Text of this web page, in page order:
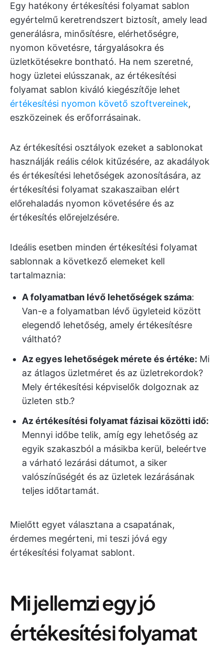
Egy hatékony értékesítési folyamat sablon
egyértelmű keretrendszert biztosít, amely lead
generálásra, minősítésre, elérhetőségre,
nyomon követésre, tárgyalásokra és
üzletkötésekre bontható. Ha nem szeretné,
hogy üzletei elússzanak, az értékesítési
folyamat sablon kiváló kiegészítője lehet
értékesítési nyomon követő szoftvereinek,
eszközeinek és erőforrásainak.
Az értékesítési osztályok ezeket a sablonokat
használják reális célok kitűzésére, az akadályok
és értékesítési lehetőségek azonosítására, az
értékesítési folyamat szakaszaiban elért
előrehaladás nyomon követésére és az
értékesítés előrejelzésére.
Ideális esetben minden értékesítési folyamat
sablonnak a következő elemeket kell
tartalmaznia:
A folyamatban lévő lehetőségek száma:
Van-e a folyamatban lévő ügyleteid között
elegendő lehetőség, amely értékesítésre
váltható?
Az egyes lehetőségek mérete és értéke: Mi
az átlagos üzletméret és az üzletrekordok?
Mely értékesítési képviselők dolgoznak az
üzleten stb.?
Az értékesítési folyamat fázisai közötti idő:
Mennyi időbe telik, amíg egy lehetőség az
egyik szakaszból a másikba kerül, beleértve
a várható lezárási dátumot, a siker
valószínűségét és az üzletek lezárásának
teljes időtartamát.
Mielőtt egyet választana a csapatának,
érdemes megérteni, mi teszi jóvá egy
értékesítési folyamat sablont.
Mi jellemzi egy jó
értékesítési folyamat